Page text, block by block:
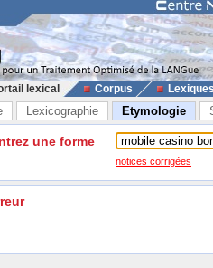
lexical Corpus
Lexicographie Etymologie
une forme
notices corrigées